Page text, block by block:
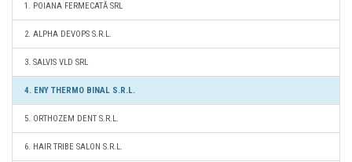
1. POIANA FERMECATĂ SRL
2. ALPHA DEVOPS S.R.L.
3. SALVIS VLD SRL
4. ENY THERMO BINAL S.R.L.
5. ORTHOZEM DENT S.R.L.
6. HAIR TRIBE SALON S.R.L.